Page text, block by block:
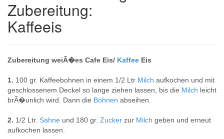
Zubereitung:
Kaffeeis
Zubereitung weiÃ�es Cafe Eis/ Kaffee Eis
1. 100 gr. Kaffeebohnen in einem 1/2 Ltr Milch aufkochen und mit
geschlossenem Deckel so lange ziehen lassen, bis die Milch leicht
brÃ�unlich wird. Dann die Bohnen abseihen.
2. 1/2 Ltr. Sahne und 180 gr. Zucker zur Milch geben und erneut
aufkochen lassen.